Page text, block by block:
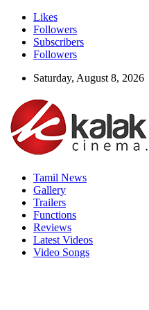
Likes
Followers
Subscribers
Followers
Saturday, August 8, 2026
Tamil News
Gallery
Trailers
Functions
Reviews
Latest Videos
Video Songs